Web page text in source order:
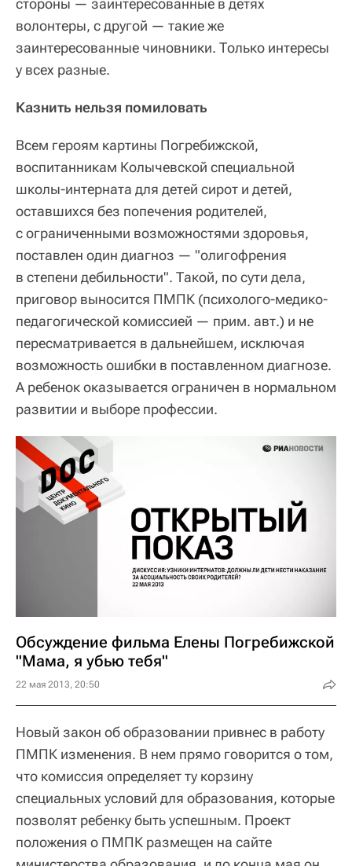
стороны — заинтересованные в детях
волонтеры, с другой — такие же
заинтересованные чиновники. Только интересы
у всех разные.
Казнить нельзя помиловать
Всем героям картины Погребижской,
воспитанникам Колычевской специальной
школы-интерната для детей сирот и детей,
оставшихся без попечения родителей,
с ограниченными возможностями здоровья,
поставлен один диагноз — "олигофрения
в степени дебильности". Такой, по сути дела,
приговор выносится ПМПК (психолого-медико-
педагогической комиссией — прим. авт.) и не
пересматривается в дальнейшем, исключая
возможность ошибки в поставленном диагнозе.
А ребенок оказывается ограничен в нормальном
развитии и выборе профессии.
Обсуждение фильма Елены Погребижской
"Мама, я убью тебя"
22 мая 2013, 20:50
Новый закон об образовании привнес в работу
ПМПК изменения. В нем прямо говорится о том,
что комиссия определяет ту корзину
специальных условий для образования, которые
позволят ребенку быть успешным. Проект
положения о ПМПК размещен на сайте